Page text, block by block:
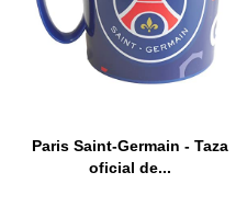
Paris Saint-Germain - Taza
oficial de...